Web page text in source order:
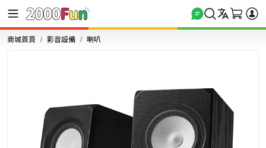
商城首頁 影音設備 喇叭